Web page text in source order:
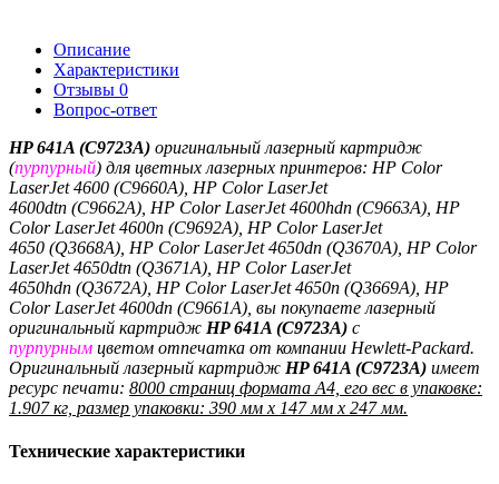
Описание
Характеристики
Отзывы 0
Вопрос-ответ
HP 641A (C9723A) оригинальный лазерный картридж
(пурпурный) для цветных лазерных принтеров: HP Color
LaserJet 4600 (C9660A), HP Color LaserJet
4600dtn (C9662A), HP Color LaserJet 4600hdn (C9663A), HP
Color LaserJet 4600n (C9692A), HP Color LaserJet
4650 (Q3668A), HP Color LaserJet 4650dn (Q3670A), HP Color
LaserJet 4650dtn (Q3671A), HP Color LaserJet
4650hdn (Q3672A), HP Color LaserJet 4650n (Q3669A), HP
Color LaserJet 4600dn (C9661A) , вы покупаете лазерный
оригинальный картридж HP 641A (C9723A) с
пурпурным цветом отпечатка от компании Hewlett-Packard.
Оригинальный лазерный картридж HP 641A (C9723A) имеет
ресурс печати: 8000 страниц формата A4, его вес в упаковке:
1.907 кг, размер упаковки: 390 мм x 147 мм x 247 мм.
Технические характеристики